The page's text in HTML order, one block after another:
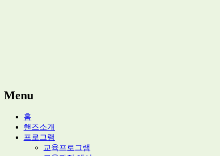
Menu
Skip
content
홈
핸즈소개
프로그램
교육프로그램